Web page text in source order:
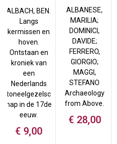
ALBACH, BEN.
Langs
kermissen en
hoven.
Ontstaan en
kroniek van
een
Nederlands
toneelgezelsc
hap in de 17de
eeuw.
€ 9,00
ALBANESE,
MARILIA;
DOMINICI,
DAVIDE;
FERRERO,
GIORGIO;
MAGGI,
STEFANO
Archaeology
from Above.
€ 28,00